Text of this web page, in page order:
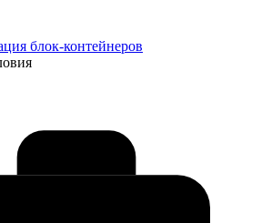
блок-контейнеров